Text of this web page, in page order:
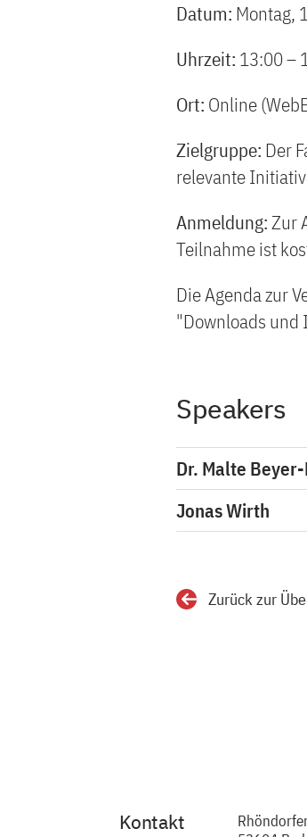
Datum: Montag,
Uhrzeit: 13:00 –
Ort: Online
Zielgruppe: Der
relevante
Anmeldung:Zur
Teilnahme ist
Die Agenda zur
"Downloads und
Speakers
Dr. Malte
Jonas Wirth
Zurück zur
Kontakt